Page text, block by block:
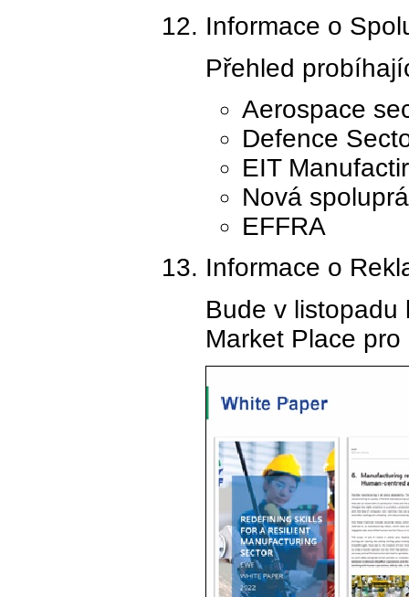
Informace o
Přehled
Aerospace
Defence
EIT
Nová
EFFRA
Informace o
Bude v listopadu
Market Place